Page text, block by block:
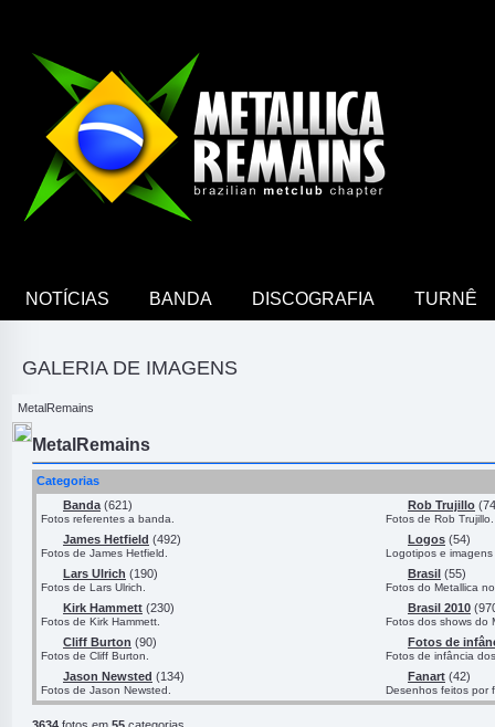
NOTÍCIAS BANDA DISCOGRAFIA TURNÊ
GALERIA DE IMAGENS
MetalRemains
MetalRemains
Categorias
Banda (621)
Fotos referentes a banda.
James Hetfield (492)
Fotos de James Hetfield.
Lars Ulrich (190)
Fotos de Lars Ulrich.
Kirk Hammett (230)
Fotos de Kirk Hammett.
Cliff Burton (90)
Fotos de Cliff Burton.
Jason Newsted (134)
Fotos de Jason Newsted.
Rob Trujillo
Fotos de Rob Trujillo.
Logos (54)
Logotipos e
Brasil (55)
Fotos do Metallica
Brasil 2010
Fotos dos shows do
Fotos de
Fotos de infância
Fanart (42)
Desenhos feitos por